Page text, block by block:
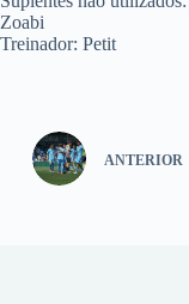
Zoabi
Treinador: Petit
ANTERIOR